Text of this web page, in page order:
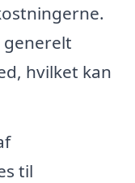
generelt
hvilket kan
til